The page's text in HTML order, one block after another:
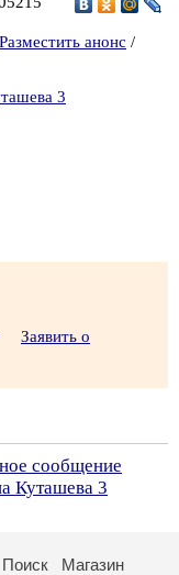
Разместить анонс /
3
Заявить о
сообщение
Куташева 3
Поиск
Магазин